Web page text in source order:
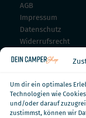
Um dir ein optimales
Technologien wie
und/oder darauf
zustimmst, können wir
AGB
Impressum
Datenschutz
Widerrufsrecht